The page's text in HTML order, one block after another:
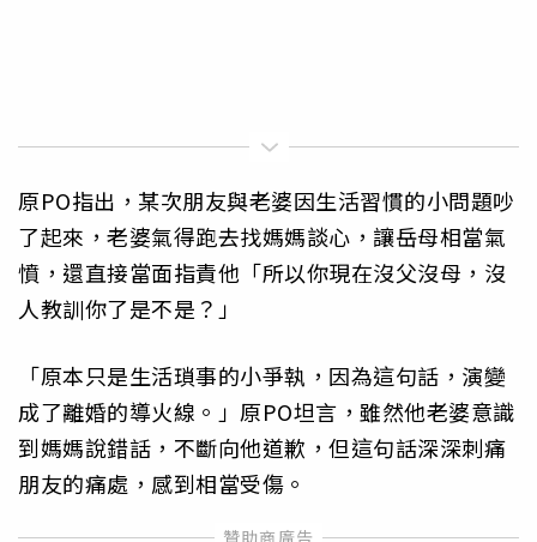
原PO指出，某次朋友與老婆因生活習慣的小問題吵
了起來，老婆氣得跑去找媽媽談心，讓岳母相當氣
憤，還直接當面指責他「所以你現在沒父沒母，沒
人教訓你了是不是？」
「原本只是生活瑣事的小爭執，因為這句話，演變
成了離婚的導火線。」原PO坦言，雖然他老婆意識
到媽媽說錯話，不斷向他道歉，但這句話深深刺痛
朋友的痛處，感到相當受傷。